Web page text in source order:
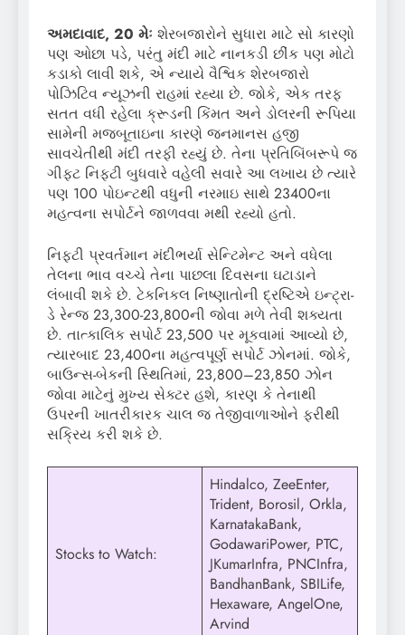
અમદાવાદ, 20 મેઃ શેરબજારોને સુધારા માટે સો કારણો
પણ ઓછા પડે, પરંતુ મંદી માટે નાનકડી છીંક પણ મોટો
કડાકો લાવી શકે, એ ન્યાયે વૈશ્વિક શેરબજારો
પોઝિટિવ ન્યૂઝની રાહમાં રહ્યા છે. જોકે, એક તરફ
સતત વધી રહેલા ક્રૂડની કિંમત અને ડોલરની રૂપિયા
સામેની મજબૂતાઇના કારણે જનમાનસ હજી
સાવચેતીથી મંદી તરફી રહ્યું છે. તેના પ્રતિબિંબરૂપે જ
ગીફ્ટ નિફ્ટી બુધવારે વહેલી સવારે આ લખાય છે ત્યારે
પણ 100 પોઇન્ટથી વધુની નરમાઇ સાથે 23400ના
મહત્વના સપોર્ટને જાળવવા મથી રહ્યો હતો.
નિફ્ટી પ્રવર્તમાન મંદીભર્યા સેન્ટિમેન્ટ અને વધેલા
તેલના ભાવ વચ્ચે તેના પાછલા દિવસના ઘટાડાને
લંબાવી શકે છે. ટેકનિકલ નિષ્ણાતોની દ્રષ્ટિએ ઇન્ટ્રા-
ડે રેન્જ 23,300-23,800ની જોવા મળે તેવી શક્યતા
છે. તાત્કાલિક સપોર્ટ 23,500 પર મૂકવામાં આવ્યો છે,
ત્યારબાદ 23,400ના મહત્વપૂર્ણ સપોર્ટ ઝોનમાં. જોકે,
બાઉન્સ-બેકની સ્થિતિમાં, 23,800–23,850 ઝોન
જોવા માટેનું મુખ્ય સેક્ટર હશે, કારણ કે તેનાથી
ઉપરની ખાતરીકારક ચાલ જ તેજીવાળાઓને ફરીથી
સક્રિય કરી શકે છે.
Stocks to Watch:
Hindalco, ZeeEnter,
Trident, Borosil, Orkla,
KarnatakaBank,
GodawariPower, PTC,
JKumarInfra, PNCInfra,
BandhanBank, SBILife,
Hexaware, AngelOne,
Arvind